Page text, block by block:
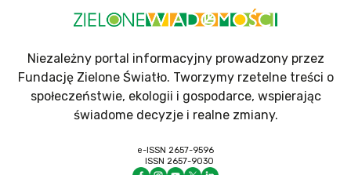
Niezależny portal informacyjny prowadzony przez
Fundację Zielone Światło. Tworzymy rzetelne treści o
społeczeństwie, ekologii i gospodarce, wspierając
świadome decyzje i realne zmiany.
e-ISSN 2657-9596
ISSN 2657-9030